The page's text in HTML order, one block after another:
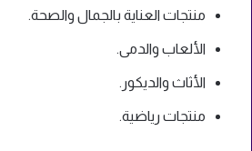
منتجات العناية بالجمال والصحة.
الألعاب والدمى.
الأثاث والديكور.
منتجات رياضية.